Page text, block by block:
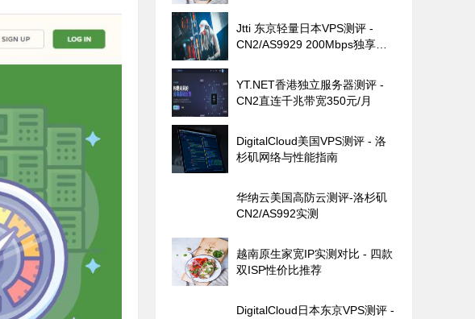
Jtti 东京轻量日本VPS测评 -
CN2/AS9929 200Mbps独享带
YT.NET香港独立服务器测评 -
CN2直连千兆带宽350元/月
DigitalCloud美国VPS测评 - 洛
杉矶网络与性能指南
华纳云美国高防云测评-洛杉矶
CN2/AS992实测
越南原生家宽IP实测对比 - 四款
双ISP性价比推荐
DigitalCloud日本东京VPS测评 -